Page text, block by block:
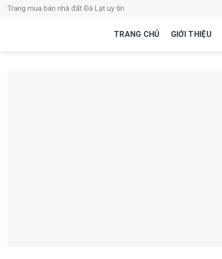
SkipTrang mua bán nhà đất Đà Lạt uy tín
TRANG CHỦ GIỚI THIỆU